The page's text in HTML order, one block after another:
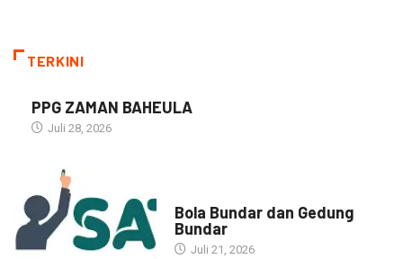
TERKINI
PPG ZAMAN BAHEULA
Juli 28, 2026
Bola Bundar dan Gedung
Bundar
Juli 21, 2026